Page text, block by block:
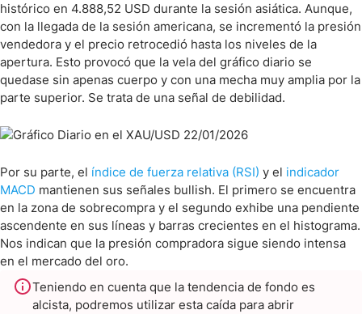
histórico en 4.888,52 USD durante la sesión asiática. Aunque,
con la llegada de la sesión americana, se incrementó la presión
vendedora y el precio retrocedió hasta los niveles de la
apertura. Esto provocó que la vela del gráfico diario se
quedase sin apenas cuerpo y con una mecha muy amplia por la
parte superior. Se trata de una señal de debilidad.
Por su parte, el índice de fuerza relativa (RSI) y el indicador
MACD mantienen sus señales bullish. El primero se encuentra
en la zona de sobrecompra y el segundo exhibe una pendiente
ascendente en sus líneas y barras crecientes en el histograma.
Nos indican que la presión compradora sigue siendo intensa
en el mercado del oro.
Teniendo en cuenta que la tendencia de fondo es
alcista, podremos utilizar esta caída para abrir